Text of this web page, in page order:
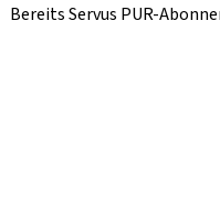
Bereits Servus PUR-